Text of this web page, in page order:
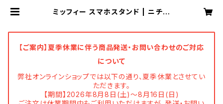
ミッフィー スマホスタンド | ニチガ
【ご案内】夏季休業に伴う商品発送・お問い合わせのご対応
について
弊社オンラインショップでは以下の通り、夏季休業とさせてい
ただきます。
【期間】2026年8月8日(土)～8月16日(日)